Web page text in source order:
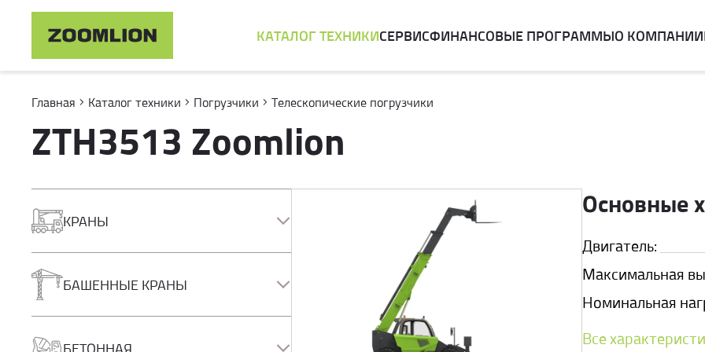
КАТАЛОГ ТЕХНИКИСЕРВИСФИНАНСОВЫЕ ПРОГРАММЫО КОМПАНИИ
Главная Каталог техники Погрузчики Телескопические погрузчики
ZTH3513 Zoomlion
КРАНЫ
Короткобазные краны
Гусеничные краны
КМУ
БАШЕННЫЕ КРАНЫ
Основные
Двигатель:
Максимальная
Номинальная
Все